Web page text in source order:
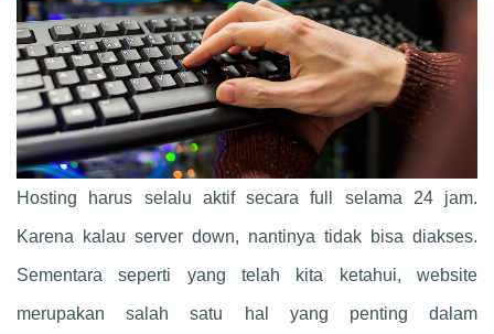
Hosting harus selalu aktif secara full selama 24 jam.
Karena kalau server down, nantinya tidak bisa diakses.
Sementara seperti yang telah kita ketahui, website
merupakan salah satu hal yang penting dalam